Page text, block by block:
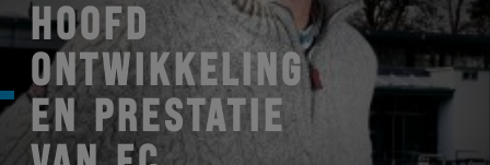
HOOFD
ONTWIKKELING
EN PRESTATIE